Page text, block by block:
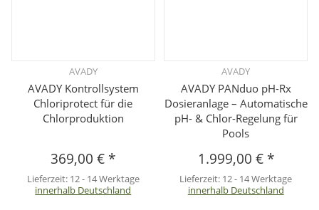
AVADY
AVADY Kontrollsystem
Chloriprotect für die
Chlorproduktion
369,00 € *
Lieferzeit: 12 - 14 Werktage
innerhalb Deutschland
AVADY
AVADY PANduo pH-Rx
Dosieranlage – Automatische
pH- & Chlor-Regelung für
Pools
1.999,00 € *
Lieferzeit: 12 - 14 Werktage
innerhalb Deutschland